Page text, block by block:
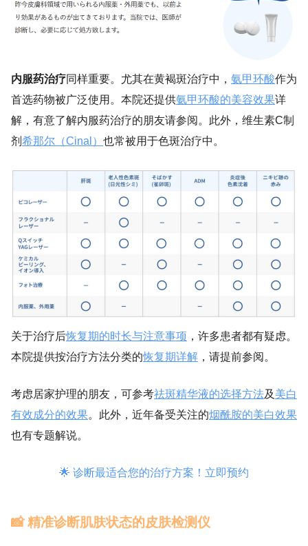
内服药治疗同样重要。尤其在黄褐斑治疗中， 氨甲环酸作为
首选药物被广泛使用。本院还提供氨甲环酸的美容效果详
解，有意了解内服药治疗的朋友请参阅。此外，维生素C制
剂 希那尔（Cinal） 也常被用于色斑治疗中。
关于治疗后恢复期的时长与注意事项 ，许多患者都有疑虑。
本院提供按治疗方法分类的恢复期详解 ，请提前参阅。
考虑居家护理的朋友，可参考祛斑精华液的选择方法及 美白
有效成分的效果。此外，近年备受关注的烟酰胺的美白效果
也有专题解说。
🌟 诊断最适合您的治疗方案！立即预约
📸 精准诊断肌肤状态的皮肤检测仪